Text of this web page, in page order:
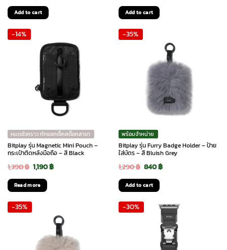
price
was:
Add to cart
price
was:
Add to cart
-14%
หมดชั่วคราว ทักแชทเช็คสต๊อกสาขา
Bitplay รุ่น Magnetic Mini Pouch –
กระเป๋าติดหลังมือถือ – สี Black
1,390฿ Original
price
was:
1,190฿Current
Read more
-35%
พร้อมจำหน่าย
Bitplay รุ่น Furry Badge Holder – ป้าย
ใส่บัตร – สี Bluish Grey
1,290฿ Original
price
was:
1,290 ฿.
840฿Current
840 ฿.
Add to cart
-35% -30%